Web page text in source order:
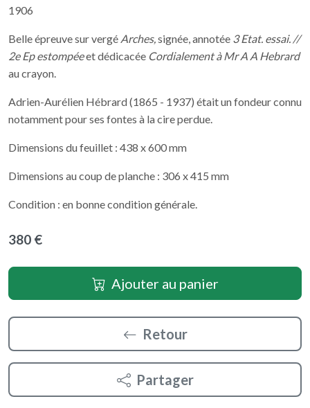
1906
Belle épreuve sur vergé Arches,signée, annotée 3 Etat. essai. //
2e Ep estompéeet dédicacée Cordialement à Mr A A Hebrard
au crayon.
Adrien-Aurélien Hébrard (1865 - 1937) était un fondeur connu
notamment pour ses fontes à la cire perdue.
Dimensions du feuillet : 438 x 600 mm
Dimensions au coup de planche : 306 x 415 mm
Condition : en bonne condition générale.
380 €
Ajouter au panier
Retour
Partager